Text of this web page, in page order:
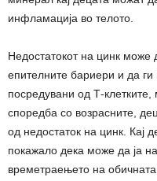
инфламација во телото.
Недостатокот на цинк може
епителните бариери и да
посредувани од Т-
споредба со возрасните,
од недостаток на цинк. Кај
покажало дека може да ја
времетраењето на